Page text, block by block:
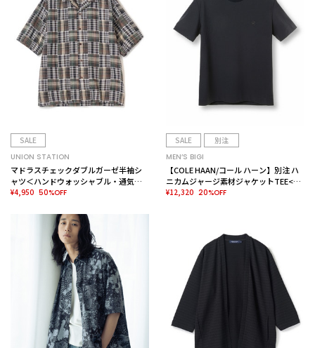
SALE
UNION STATION
マドラスチェックダブルガーゼ半袖シ
ャツ＜ハンドウォッシャブル・通気性
＞
¥4,950 50%OFF
SALE
別注
MEN’S BIGI
【COLE HAAN/コール ハーン】別注 ハ
ニカムジャージ素材ジャケットTEE<抗
菌/UVカット/4WAYストレッチ>
¥12,320 20%OFF